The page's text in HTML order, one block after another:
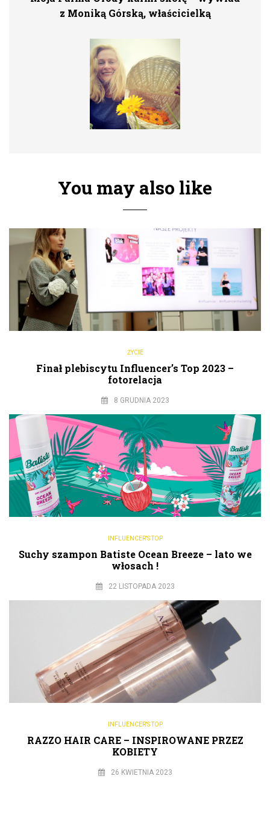
z Moniką Górską, właścicielką
You may also like
ŻYCIE
Finał plebiscytu Influencer’s Top 2023 –
fotorelacja
8 GRUDNIA 2023
INFLUENCER'S TOP
Suchy szampon Batiste Ocean Breeze – lato we
włosach !
22 LISTOPADA 2023
INFLUENCER'S TOP
RAZZO HAIR CARE – INSPIROWANE PRZEZ
KOBIETY
26 KWIETNIA 2023